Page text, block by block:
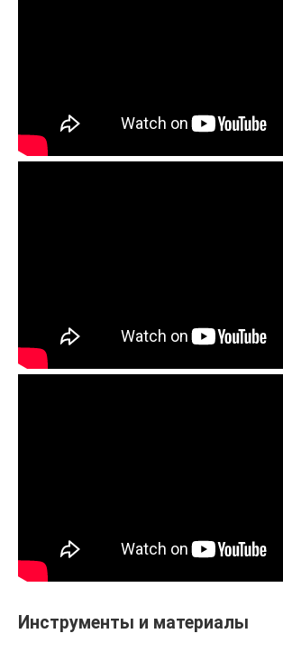
Инструменты и материалы